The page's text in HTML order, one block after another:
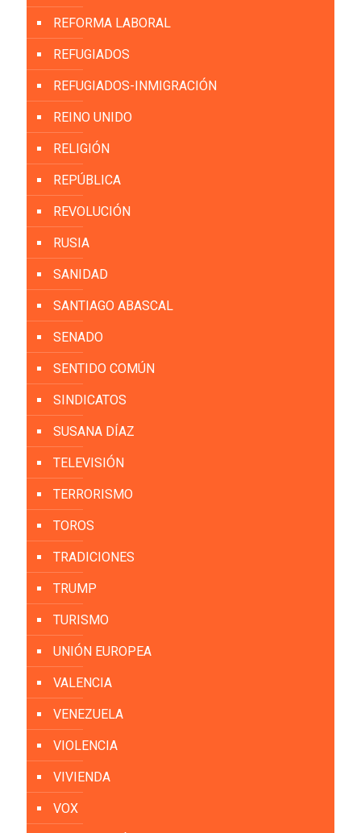
REFORMA LABORAL
REFUGIADOS
REFUGIADOS-INMIGRACIÓN
REINO UNIDO
RELIGIÓN
REPÚBLICA
REVOLUCIÓN
RUSIA
SANIDAD
SANTIAGO ABASCAL
SENADO
SENTIDO COMÚN
SINDICATOS
SUSANA DÍAZ
TELEVISIÓN
TERRORISMO
TOROS
TRADICIONES
TRUMP
TURISMO
UNIÓN EUROPEA
VALENCIA
VENEZUELA
VIOLENCIA
VIVIENDA
VOX